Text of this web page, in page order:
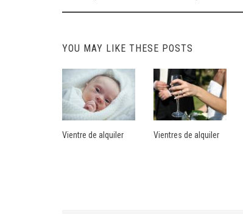
navigation
YOU MAY LIKE THESE POSTS
Vientre de alquiler Vientres de alquiler